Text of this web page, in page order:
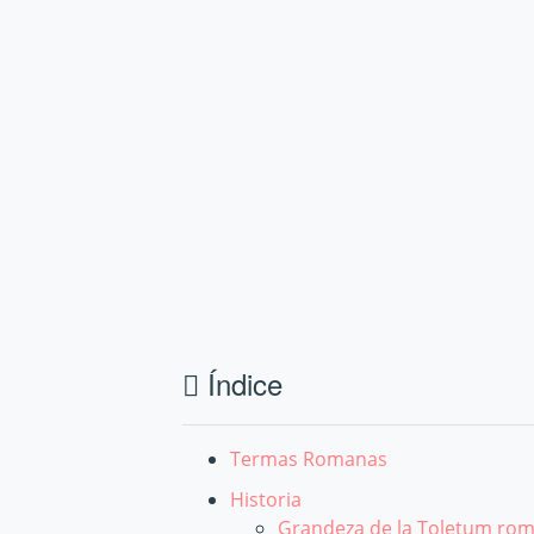
Índice
Termas Romanas
Historia
Grandeza de la Toletum